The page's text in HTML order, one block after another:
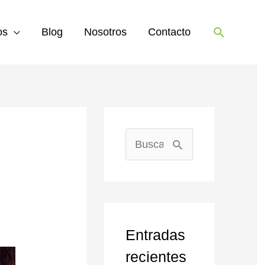
Blog Nosotros Contacto Buscar
a
r
Entradas
recientes